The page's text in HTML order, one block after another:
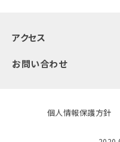
アクセス
お問い合わせ
個人情報保護方針